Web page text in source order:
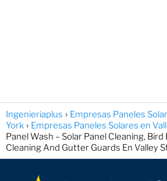
Ingenieriaplus
Empresas Paneles
York
Empresas Paneles Solares en
Panel Wash – Solar Panel Cleaning,
Cleaning And Gutter Guards En Valley